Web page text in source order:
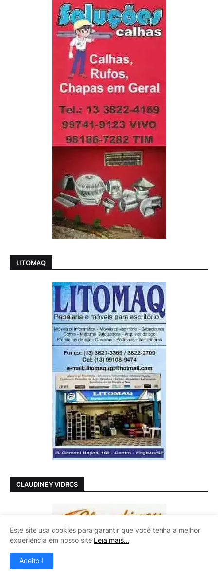
LITOMAQ
CLAUDINEY VIDROS
Este site usa cookies para garantir que você tenha a melhor
experiência em nosso site Leia mais...
Aceito !